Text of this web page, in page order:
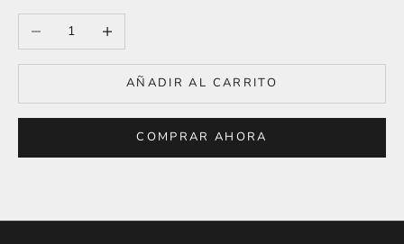
Reducir cantidadAumentar cantidad
AÑADIR AL CARRITO
COMPRAR AHORA